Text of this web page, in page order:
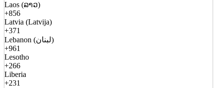
Laos (ລາວ)
+856
Latvia (Latvija)
+371
Lebanon (لبنان)
+961
Lesotho
+266
Liberia
+231